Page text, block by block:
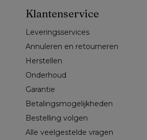
Klantenservice
Leveringsservices
Annuleren en retourneren
Herstellen
Onderhoud
Garantie
Betalingsmogelijkheden
Bestelling volgen
Alle veelgestelde vragen